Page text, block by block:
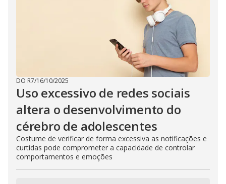
DO R7/16/10/2025
Uso excessivo de redes sociais
altera o desenvolvimento do
cérebro de adolescentes
Costume de verificar de forma excessiva as notificações e
curtidas pode comprometer a capacidade de controlar
comportamentos e emoções